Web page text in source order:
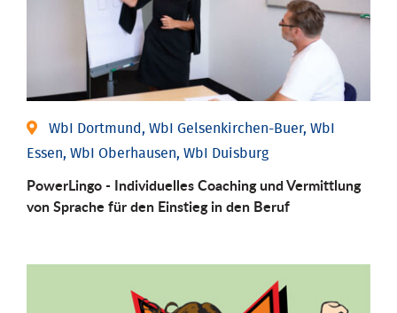
WbI Dortmund, WbI Gelsenkirchen-Buer, WbI
Essen, WbI Oberhausen, WbI Duisburg
PowerLingo - Individuelles Coaching und Vermittlung
von Sprache für den Einstieg in den Beruf